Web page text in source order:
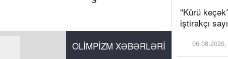
OLIMPIZM XƏBƏRLƏRI
"Kürü
iştirakçı
06.08.2026,